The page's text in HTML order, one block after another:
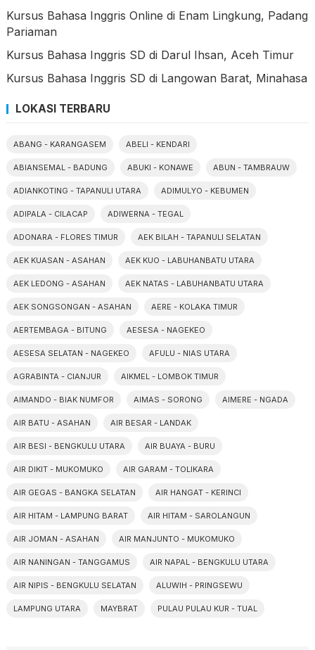
Kursus Bahasa Inggris Online di Enam Lingkung, Padang
Pariaman
Kursus Bahasa Inggris SD di Darul Ihsan, Aceh Timur
Kursus Bahasa Inggris SD di Langowan Barat, Minahasa
LOKASI TERBARU
ABANG - KARANGASEM ABELI - KENDARI
ABIANSEMAL - BADUNG ABUKI - KONAWE ABUN - TAMBRAUW
ADIANKOTING - TAPANULI UTARA ADIMULYO - KEBUMEN
ADIPALA - CILACAP ADIWERNA - TEGAL
ADONARA - FLORES TIMUR AEK BILAH - TAPANULI SELATAN
AEK KUASAN - ASAHAN AEK KUO - LABUHANBATU UTARA
AEK LEDONG - ASAHAN AEK NATAS - LABUHANBATU UTARA
AEK SONGSONGAN - ASAHAN AERE - KOLAKA TIMUR
AERTEMBAGA - BITUNG AESESA - NAGEKEO
AESESA SELATAN - NAGEKEO AFULU - NIAS UTARA
AGRABINTA - CIANJUR AIKMEL - LOMBOK TIMUR
AIMANDO - BIAK NUMFOR AIMAS - SORONG AIMERE - NGADA
AIR BATU - ASAHAN AIR BESAR - LANDAK
AIR BESI - BENGKULU UTARA AIR BUAYA - BURU
AIR DIKIT - MUKOMUKO AIR GARAM - TOLIKARA
AIR GEGAS - BANGKA SELATAN AIR HANGAT - KERINCI
AIR HITAM - LAMPUNG BARAT AIR HITAM - SAROLANGUN
AIR JOMAN - ASAHAN AIR MANJUNTO - MUKOMUKO
AIR NANINGAN - TANGGAMUS AIR NAPAL - BENGKULU UTARA
AIR NIPIS - BENGKULU SELATAN ALUWIH - PRINGSEWU
LAMPUNG UTARA MAYBRAT PULAU PULAU KUR - TUAL